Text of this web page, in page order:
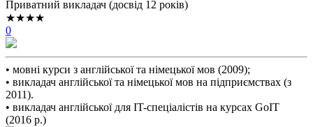
Приватний викладач (досвід 12 років)
★★★★
0
• мовні курси з англійської та німецької мов (2009);
• викладач англійської та німецької мов на підприємствах (з
2011).
• викладач англійської для IT-спеціалістів на курсах GoIT
(2016 р.)